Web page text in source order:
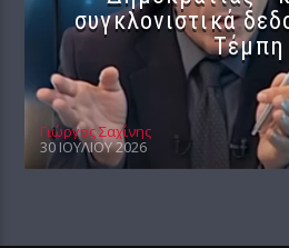
συγκλονιστικά
Τέμπη
Γιώργος Σαχίνης
30 ΙΟΥΛΊΟΥ 2026